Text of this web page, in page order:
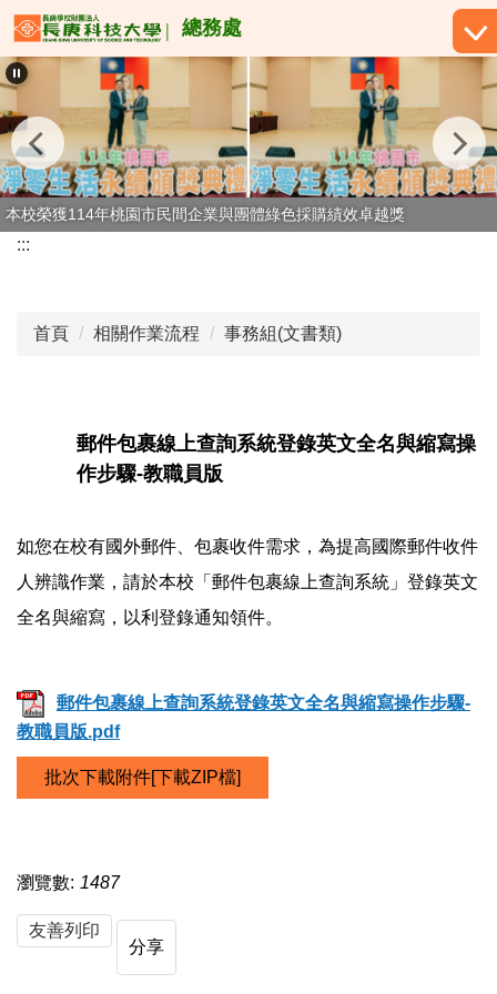
跳
到
主
內
容
區
總務處
本校榮獲114年桃園市民間企業與團體綠色採購績效卓越獎
:::
首頁 相關作業流程 事務組(文書類)
郵件包裹線上查詢系統登錄英文全名與縮寫操
作步驟-教職員版
如您在校有國外郵件、包裹收件需求，為提高國際郵件收件
人辨識作業，請於本校「郵件包裹線上查詢系統」登錄英文
全名與縮寫，以利登錄通知領件。
郵件包裹線上查詢系統登錄英文全名與縮寫操作步驟-
教職員版.pdf
批次下載附件[下載ZIP檔]
瀏覽數: 1487
友善列印
分享